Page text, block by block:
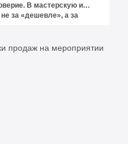
В мастерскую или
за «дешевле», а за
порядок внутри.